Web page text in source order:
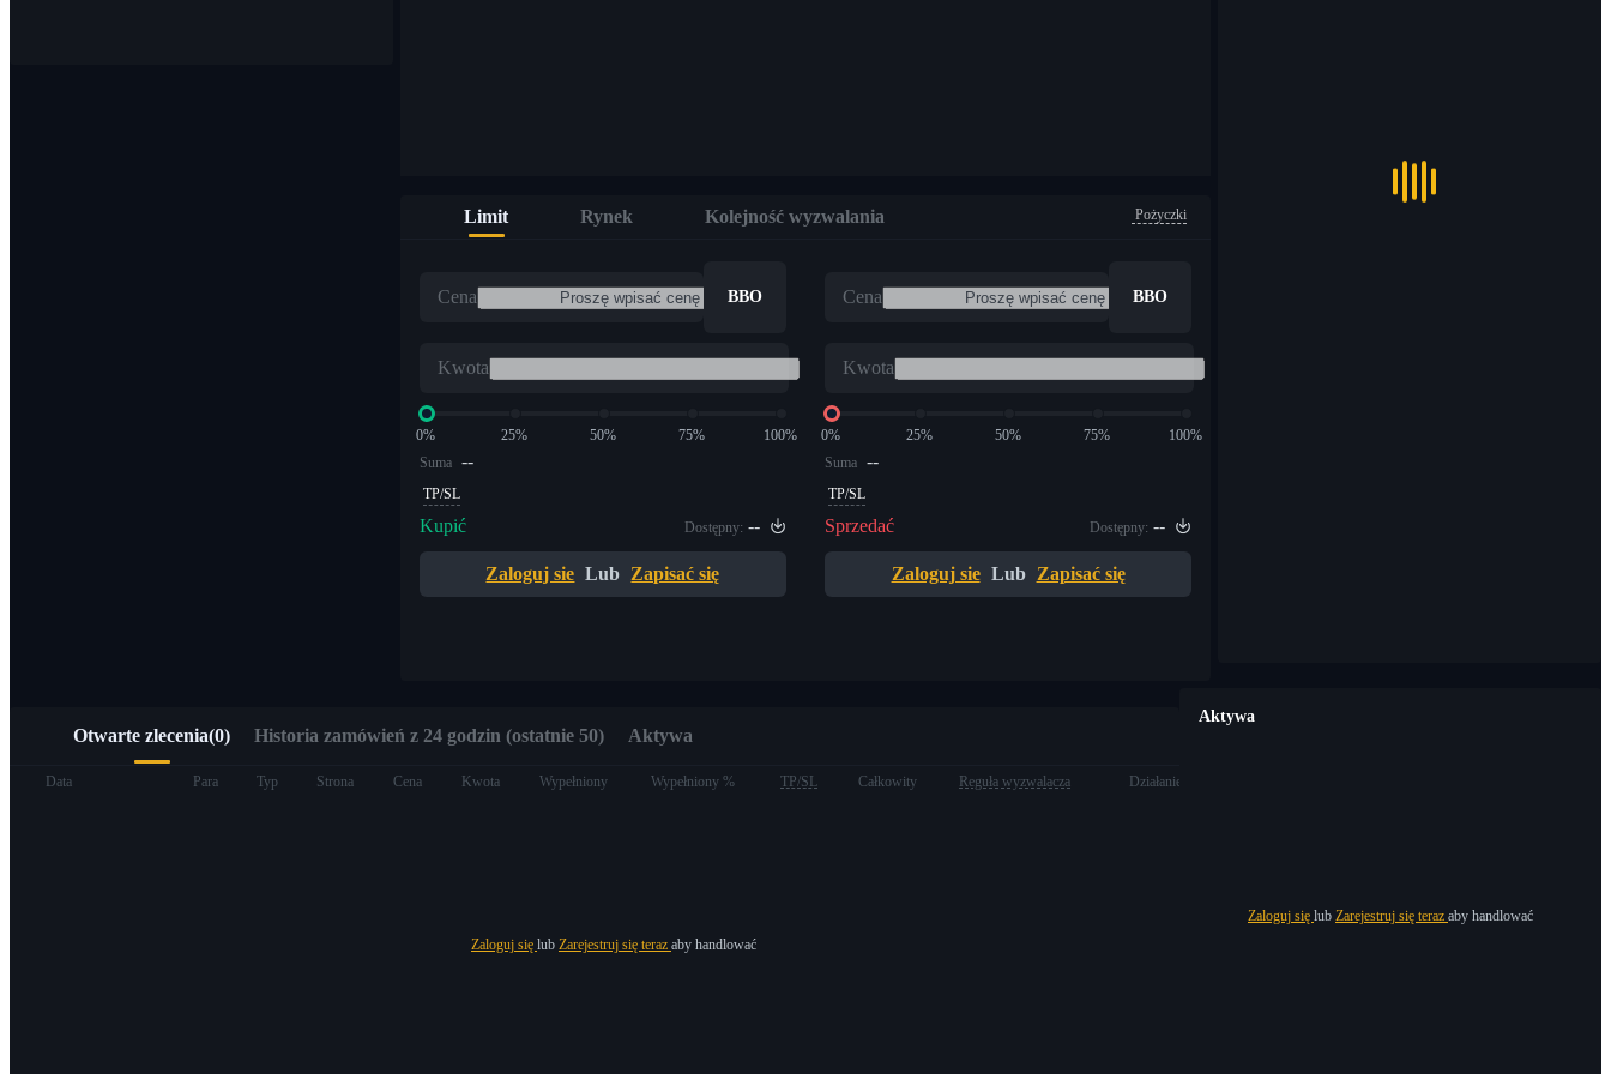
Kontrakty terminowe
Limit Rynek Kolejność wyzwalania Pożyczki
Cena BBO
Kwota
0% 25% 50% 75%
100%
Suma --
TP/SL
Kupić Dostępny: --
Zaloguj sie Lub Zapisać się
Cena BBO
Kwota
0% 25% 50% 75%
100%
Suma --
TP/SL
Sprzedać Dostępny: --
Zaloguj sie Lub Zapisać się
Otwarte zlecenia(0) Historia zamówień z 24 godzin (ostatnie 50) Aktywa
Data Para Typ Strona Cena Kwota Wypełniony Wypełniony % TP/SL Całkowity Reguła wyzwalacza Działanie
Zaloguj się lub Zarejestruj się teraz aby handlować
Aktywa
Zaloguj się lub Zarejestruj się teraz aby handlować